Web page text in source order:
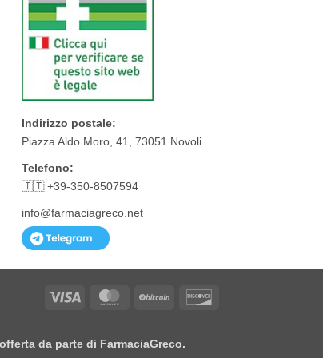
Indirizzo postale:
Piazza Aldo Moro, 41, 73051 Novoli
Telefono:
🇮🇹 +39-350-8507594
info@farmaciagreco.net
Visa MasterCardBitCoin
da parte di FarmaciaGreco.